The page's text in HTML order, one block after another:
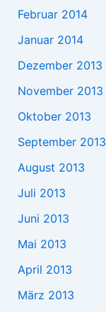
Februar 2014
Januar 2014
Dezember 2013
November 2013
Oktober 2013
September 2013
August 2013
Juli 2013
Juni 2013
Mai 2013
April 2013
März 2013